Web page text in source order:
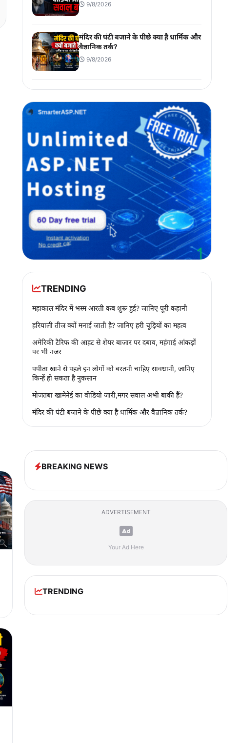
9/8/2026
मंदिर की घंटी बजाने के पीछे क्या है धार्मिक और
वैज्ञानिक तर्क?
9/8/2026
TRENDING
महाकाल मंदिर में भस्म आरती कब शुरू हुई? जानिए पूरी कहानी
हरियाली तीज क्यों मनाई जाती है? जानिए हरी चूड़ियों का महत्व
अमेरिकी टैरिफ की आहट से शेयर बाजार पर दबाव, महंगाई आंकड़ों
पर भी नजर
पपीता खाने से पहले इन लोगों को बरतनी चाहिए सावधानी, जानिए
किन्हें हो सकता है नुकसान
मोजतबा खामेनेई का वीडियो जारी,मगर सवाल अभी बाकी हैं?
मंदिर की घंटी बजाने के पीछे क्या है धार्मिक और वैज्ञानिक तर्क?
BREAKING NEWS
ADVERTISEMENT
Your Ad Here
TRENDING